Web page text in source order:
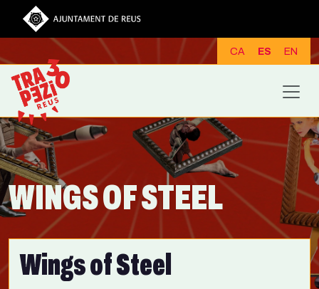
Pasar al contenido principal
CA ES EN
WINGS OF STEEL
Wings of Steel